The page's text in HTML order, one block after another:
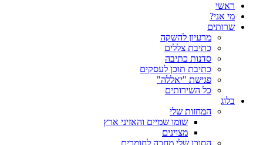
ראשי
מי אני?
שרותים
מרעיון להשקה
כתיבת צללים
סדנות כתיבה
כתיבת תוכן לעסקים
פגישת "יאללה"
כל השירותים
בלוג
המחזות שלי
שומו שמיים והאזיני ארץ
מצוינים
הסוכן שלי מחכה לחומרים